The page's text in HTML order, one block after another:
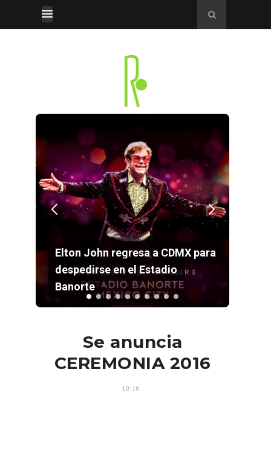
para
Maná anuncia concierto en el
Estadio GNP
Se anuncia
CEREMONIA 2016
10:16